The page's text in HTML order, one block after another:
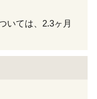
いては、2.3ヶ月